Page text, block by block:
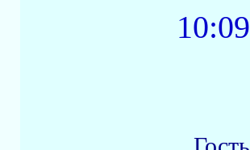
10:09